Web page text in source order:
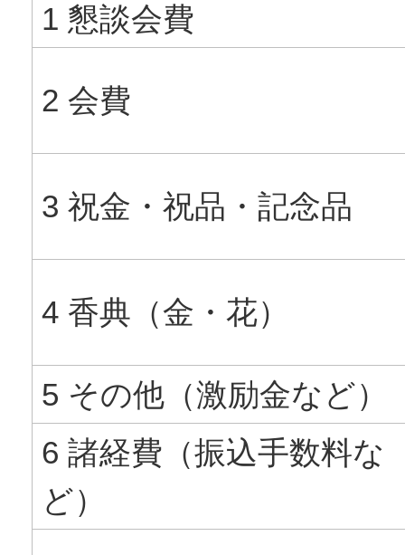
1 懇談会費
2 会費
3 祝金・祝品・記念品
4 香典（金・花）
5 その他（激励金など）
6 諸経費（振込手数料な
ど）